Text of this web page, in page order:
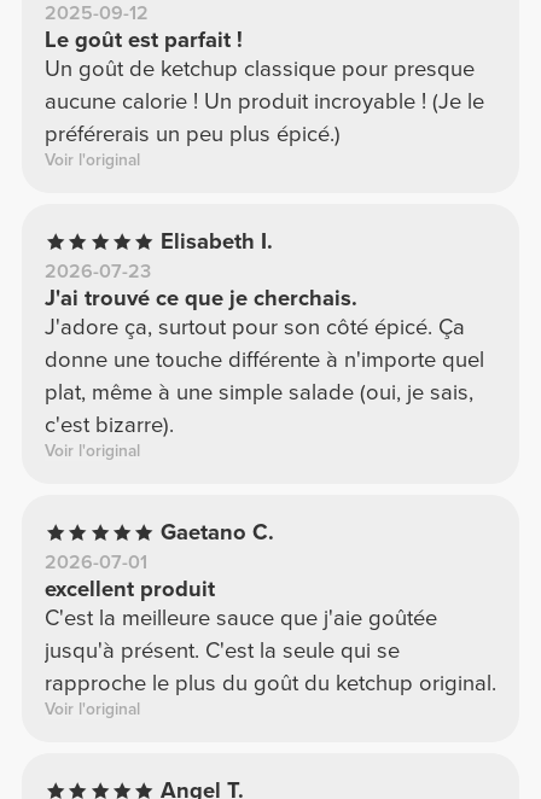
2025-09-12
Le goût est parfait !
Un goût de ketchup classique pour presque
aucune calorie ! Un produit incroyable ! (Je le
préférerais un peu plus épicé.)
Voir l'original
Elisabeth I.
2026-07-23
J'ai trouvé ce que je cherchais.
J'adore ça, surtout pour son côté épicé. Ça
donne une touche différente à n'importe quel
plat, même à une simple salade (oui, je sais,
c'est bizarre).
Voir l'original
Gaetano C.
2026-07-01
excellent produit
C'est la meilleure sauce que j'aie goûtée
jusqu'à présent. C'est la seule qui se
rapproche le plus du goût du ketchup original.
Voir l'original
Angel T.